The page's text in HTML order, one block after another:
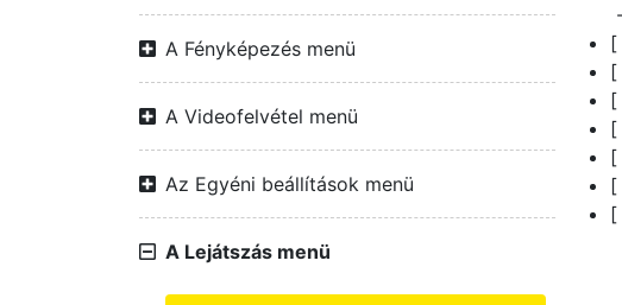
A Fényképezés menü
A Videofelvétel menü
Az Egyéni beállítások menü
A Lejátszás menü
[
[
[
[
[
[
[